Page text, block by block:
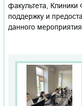
факультета,
поддержку и
данного